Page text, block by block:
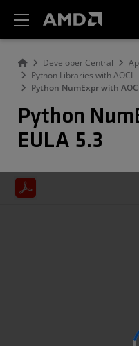
Developer Central
Python Libraries with AOCL
Python NumExpr with
Python
EULA 5.3